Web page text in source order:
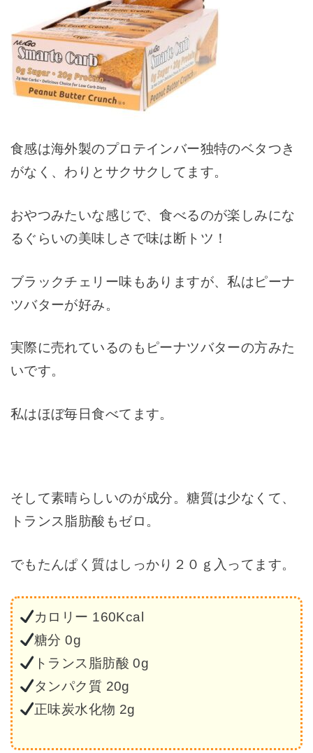
食感は海外製のプロテインバー独特のベタつき
がなく、わりとサクサクしてます。
おやつみたいな感じで、食べるのが楽しみにな
るぐらいの美味しさで味は断トツ！
ブラックチェリー味もありますが、私はピーナ
ツバターが好み。
実際に売れているのもピーナツバターの方みた
いです。
私はほぼ毎日食べてます。
そして素晴らしいのが成分。糖質は少なくて、
トランス脂肪酸もゼロ。
でもたんぱく質はしっかり２０ｇ入ってます。
カロリー 160Kcal
糖分 0g
トランス脂肪酸 0g
タンパク質 20g
正味炭水化物 2g